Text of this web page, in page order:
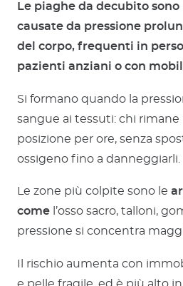
Le piaghe da decubito
causate da pressione
del corpo, frequenti in
pazienti anziani o con
Si formano quando la
sangue ai tessuti: chi rimane
posizione per ore, senza
ossigeno fino a danneggiarli.
Le zone più colpite sono le
come l’osso sacro, talloni,
pressione si concentra
Il rischio aumenta con
e pelle fragile, ed è più alto in